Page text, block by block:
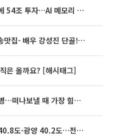
SK하이닉스, 용인·청주에 54조 투자…AI 메모리 생산기지 키운다
'2TV 생생정보' 오늘방송맛집- 배우 강성진 단골! 쌀국수ㆍ푸팟퐁 커리 맛집 '블○○○'
은 올까요? [해시태그]
차인표 "동생 구강암 투병…떠나보낼 때 가장 힘들었다”
서울 40도 찍더니 하남 40.8도·광양 40.2도…전국 '펄펄'